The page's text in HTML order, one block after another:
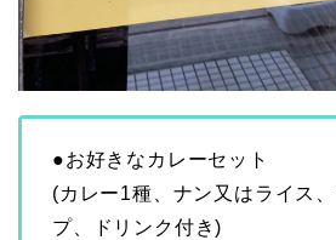
●お好きなカレーセット
(カレー1種、ナン又はライス
プ、ドリンク付き)